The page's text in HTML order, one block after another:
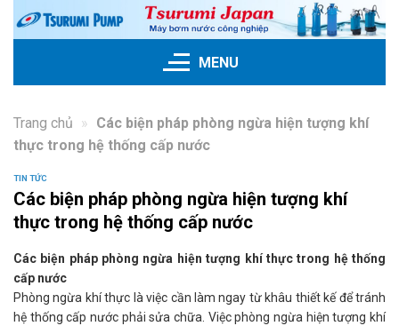
Skip
MENU
Trang chủ » Các biện pháp phòng ngừa hiện tượng khí
thực trong hệ thống cấp nước
TIN TỨC
Các biện pháp phòng ngừa hiện tượng khí
thực trong hệ thống cấp nước
Các biện pháp phòng ngừa hiện tượng khí thực trong hệ thống
cấp nước
Phòng ngừa khí thực là việc cần làm ngay từ khâu thiết kế để tránh
hệ thống cấp nước phải sửa chữa. Việc phòng ngừa hiện tượng khí